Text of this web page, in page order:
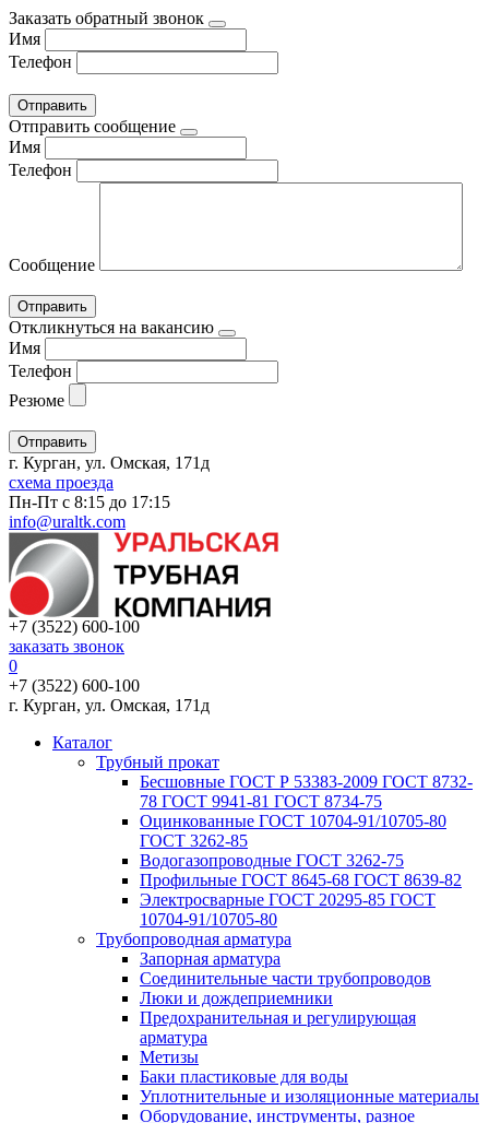
Заказать обратный звонок
Имя
Телефон
Отправить сообщение
Имя
Телефон
Сообщение
Откликнуться на вакансию
Имя
Телефон
Резюме
г. Курган, ул. Омская, 171д
схема проезда
Пн-Пт с 8:15 до 17:15
info@uraltk.com
+7 (3522) 600-100
заказать звонок
0
+7 (3522) 600-100
г. Курган, ул. Омская, 171д
Каталог
Трубный прокат
Беcшовные ГОСТ Р 53383-2009 ГОСТ 8732-
78 ГОСТ 9941-81 ГОСТ 8734-75
Оцинкованные ГОСТ 10704-91/10705-80
ГОСТ 3262-85
Водогазопроводные ГОСТ 3262-75
Профильные ГОСТ 8645-68 ГОСТ 8639-82
Электросварные ГОСТ 20295-85 ГОСТ
10704-91/10705-80
Трубопроводная арматура
Запорная арматура
Соединительные части трубопроводов
Люки и дождеприемники
Предохранительная и регулирующая
арматура
Метизы
Баки пластиковые для воды
Уплотнительные и изоляционные материалы
Оборудование, инструменты, разное